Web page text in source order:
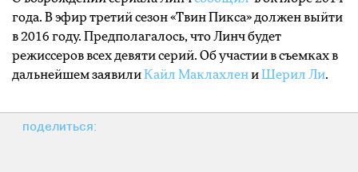
года. В эфир третий сезон «Твин Пикса» должен выйти
в 2016 году. Предполагалось, что Линч будет
режиссеров всех девяти серий. Об участии в съемках в
дальнейшем заявили Кайл Маклахлени Шерил Ли.
поделиться: